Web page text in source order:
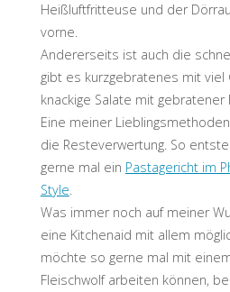
Heißluftfritteuse und der
vorne.
Andererseits ist auch die
gibt es kurzgebratenes mit
knackige Salate mit gebratener
Eine meiner
die Resteverwertung. So
gerne mal ein Pastagericht im
Style.
Was immer noch auf meiner
eine Kitchenaid mit allem
möchte so gerne mal mit
Fleischwolf arbeiten können,